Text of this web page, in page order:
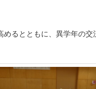
るとともに、異学年の交